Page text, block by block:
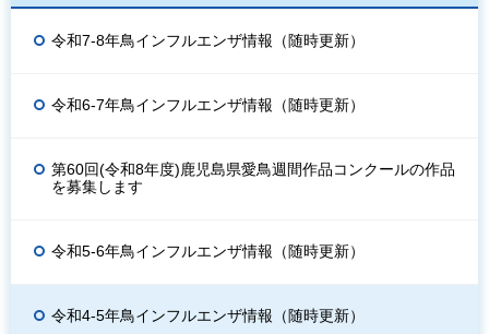
令和7-8年鳥インフルエンザ情報（随時更新）
令和6-7年鳥インフルエンザ情報（随時更新）
第60回(令和8年度)鹿児島県愛鳥週間作品コンクールの作品
を募集します
令和5-6年鳥インフルエンザ情報（随時更新）
令和4-5年鳥インフルエンザ情報（随時更新）